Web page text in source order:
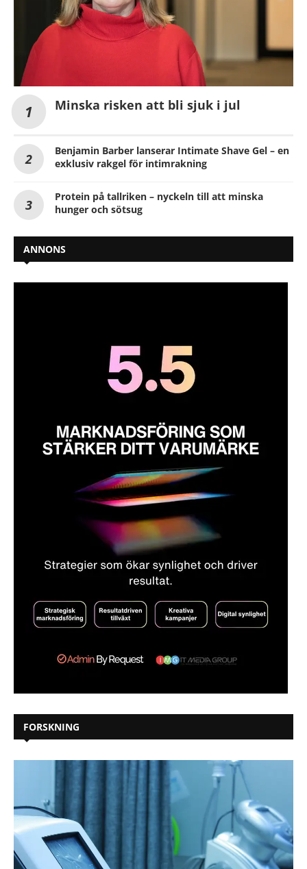
Minska risken att bli sjuk i jul
Benjamin Barber lanserar Intimate Shave Gel – en
exklusiv rakgel för intimrakning
Protein på tallriken – nyckeln till att minska
hunger och sötsug
ANNONS
FORSKNING